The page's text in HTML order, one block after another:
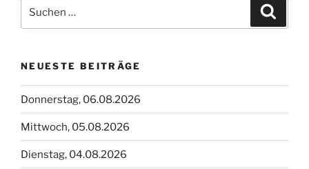
nach:
NEUESTE BEITRÄGE
Donnerstag, 06.08.2026
Mittwoch, 05.08.2026
Dienstag, 04.08.2026